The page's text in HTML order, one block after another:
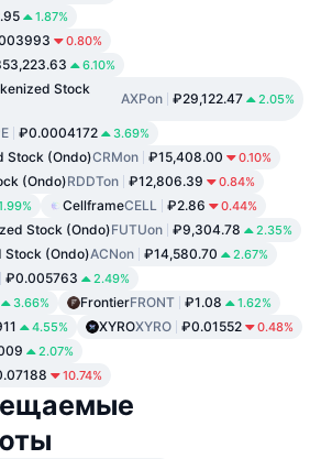
1.87%
0.80%
6.10%
Stock
AXPon ₽29,122.47 2.05%
₽0.0004172 3.69%
Stock (Ondo)CRMon ₽15,408.00 0.10%
(Ondo)RDDTon ₽12,806.39 0.84%
CellframeCELL ₽2.86 0.44%
Stock (Ondo)FUTUon ₽9,304.78 2.35%
Stock (Ondo)ACNon ₽14,580.70 2.67%
₽0.005763 2.49%
3.66% FrontierFRONT ₽1.08 1.62%
4.55% XYROXYRO ₽0.01552 0.48%
2.07%
10.74%